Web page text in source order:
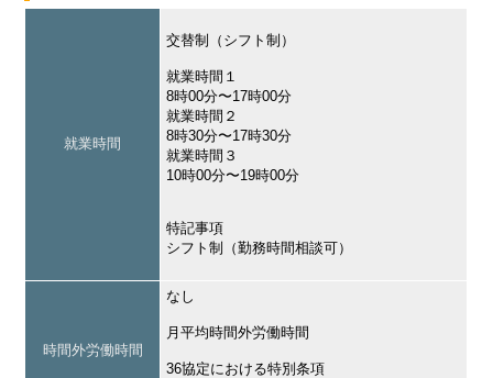
就業時間
交替制（シフト制）
就業時間１
8時00分〜17時00分
就業時間２
8時30分〜17時30分
就業時間３
10時00分〜19時00分
特記事項
シフト制（勤務時間相談可）
時間外労働時間
なし
月平均時間外労働時間
36協定における特別条項